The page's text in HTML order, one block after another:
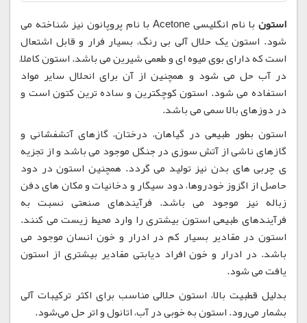
استون
با نام انگلیسی Acetone با نام پروپانون نیز شناخته می
شود. استون یک حلال آلی بی رنگ، بسیار فرار و قابل اشتعال
است که دارای بوی میوه ای و طعمی شیرین می باشد. استون کاملاً
در آب حل می شود و همچنین از آن برای انحلال سایر مواد
استفاده می شود. استون کوچکترین و ساده ترین کتون است و
در دوزهای بالا سمی می باشد.
استون بطور طبیعی در گیاهان، درختان، گازهای آتشفشانی و
گازهای ناشی از آتش سوزی در جنگل موجود می باشد و از تجزیه
ی چربی های بدن نیز تولید می گردد. همچنین استون در دود
حاصل از اگزوز خودروها، دود سیگار و دخانیات و مکان های دفن
زباله نیز موجود می باشد. فرآیندهای صنعتی نسبت به
فرآیندهای طبیعی استون بیشتری را وارد محیط زیست می کنند.
استون در مقادیر بسیار کم در ادرار و خون انسان موجود می
باشد. در ادرار و خون افراد دیابتی مقادیر بیشتری از استون
یافت می شود.
بدلیل قطبیت بالا، استون حلالی مناسب برای اکثر ترکیبات آلی
بشمار می‌رود. استون به خوبی در آب، اتانول و اتر حل می‌شود.